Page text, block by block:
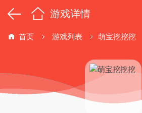
游戏详情
首页 游戏列表 萌宝挖挖挖